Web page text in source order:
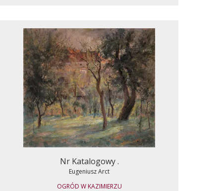
Nr Katalogowy .
Eugeniusz Arct
OGRÓD W KAZIMIERZU